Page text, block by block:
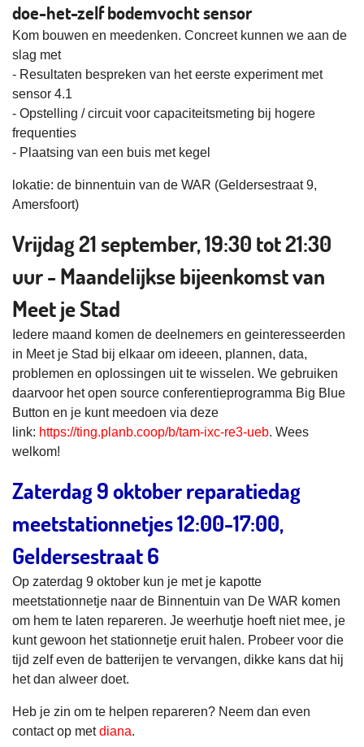
doe-het-zelf bodemvocht sensor
Kom bouwen en meedenken. Concreet kunnen we aan de
slag met
- Resultaten bespreken van het eerste experiment met
sensor 4.1
- Opstelling / circuit voor capaciteitsmeting bij hogere
frequenties
- Plaatsing van een buis met kegel
lokatie: de binnentuin van de WAR (Geldersestraat 9,
Amersfoort)
Vrijdag 21 september, 19:30 tot 21:30
uur - Maandelijkse bijeenkomst van
Meet je Stad
Iedere maand komen de deelnemers en geinteresseerden
in Meet je Stad bij elkaar om ideeen, plannen, data,
problemen en oplossingen uit te wisselen. We gebruiken
daarvoor het open source conferentieprogramma Big Blue
Button en je kunt meedoen via deze
link: https://ting.planb.coop/b/tam-ixc-re3-ueb. Wees
welkom!
Zaterdag 9 oktober reparatiedag
meetstationnetjes 12:00-17:00,
Geldersestraat 6
Op zaterdag 9 oktober kun je met je kapotte
meetstationnetje naar de Binnentuin van De WAR komen
om hem te laten repareren. Je weerhutje hoeft niet mee, je
kunt gewoon het stationnetje eruit halen. Probeer voor die
tijd zelf even de batterijen te vervangen, dikke kans dat hij
het dan alweer doet.
Heb je zin om te helpen repareren? Neem dan even
contact op metdiana.